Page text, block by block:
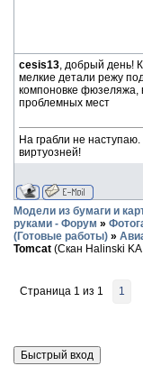
cesis13, добрый день!
мелкие детали режу
компоновке фюзеляжа,
проблемных мест
На грабли не
виртуозней!
Модели из бумаги и
руками - Форум »
(Готовые работы) »
Tomcat (Скан Halinski
Страница 1 из 1 1